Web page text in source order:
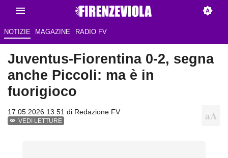
NOTIZIE MAGAZINE RADIO FV
Juventus-Fiorentina 0-2, segna
anche Piccoli: ma è in
fuorigioco
17.05.2026 13:51 di Redazione FV
VEDI LETTURE